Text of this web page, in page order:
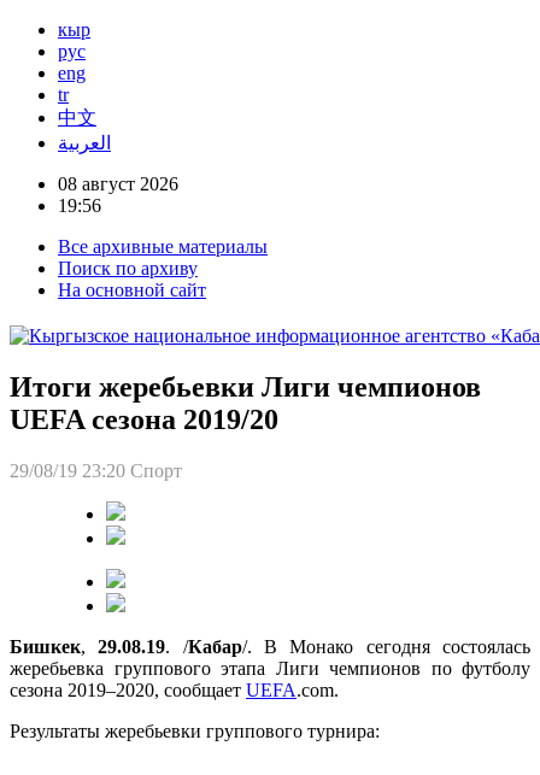
кыр
рус
eng
tr
中文
العربية
08 август 2026
19:56
Все архивные материалы
Поиск по архиву
На основной сайт
Итоги жеребьевки Лиги чемпионов
UEFA сезона 2019/20
29/08/19 23:20 Спорт
Бишкек,29.08.19. /Кабар/. В Монако сегодня состоялась
жеребьевка группового этапа Лиги чемпионов по футболу
сезона 2019–2020, сообщает UEFA.com.
Результаты жеребьевки группового турнира: